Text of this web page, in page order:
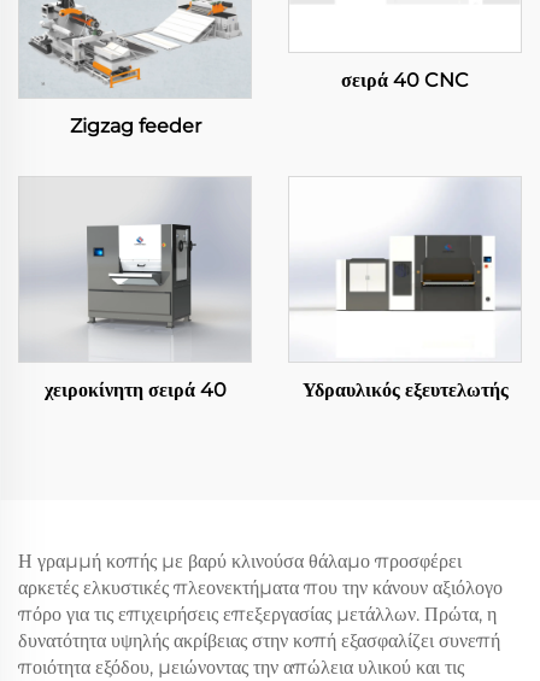
Zigzag feeder
σειρά 40 CNC
χειροκίνητη σειρά 40 Υδραυλικός εξευτελωτής
Η γραμμή κοπής με βαρύ κλινούσα θάλαμο προσφέρει
αρκετές ελκυστικές πλεονεκτήματα που την κάνουν αξιόλογο
πόρο για τις επιχειρήσεις επεξεργασίας μετάλλων. Πρώτα, η
δυνατότητα υψηλής ακρίβειας στην κοπή εξασφαλίζει συνεπή
ποιότητα εξόδου, μειώνοντας την απώλεια υλικού και τις